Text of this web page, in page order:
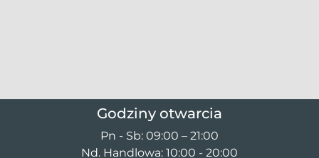
Godziny otwarcia
Pn - Sb: 09:00 – 21:00
Nd. Handlowa: 10:00 - 20:00